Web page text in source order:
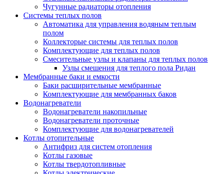
Чугунные радиаторы отопления
Системы теплых полов
Автоматика для управления водяным теплым
полом
Коллекторые системы для теплых полов
Комплектующие для теплых полов
Смесительные узлы и клапаны для теплых полов
Узлы смешения для теплого пола Ридан
Мембранные баки и емкости
Баки расширительные мембранные
Комплектующие для мембранных баков
Водонагреватели
Водонагреватели накопильные
Водонагреватели проточные
Комплектующие для водонагревателей
Котлы отопительные
Антифриз для систем отопления
Котлы газовые
Котлы твердотопливные